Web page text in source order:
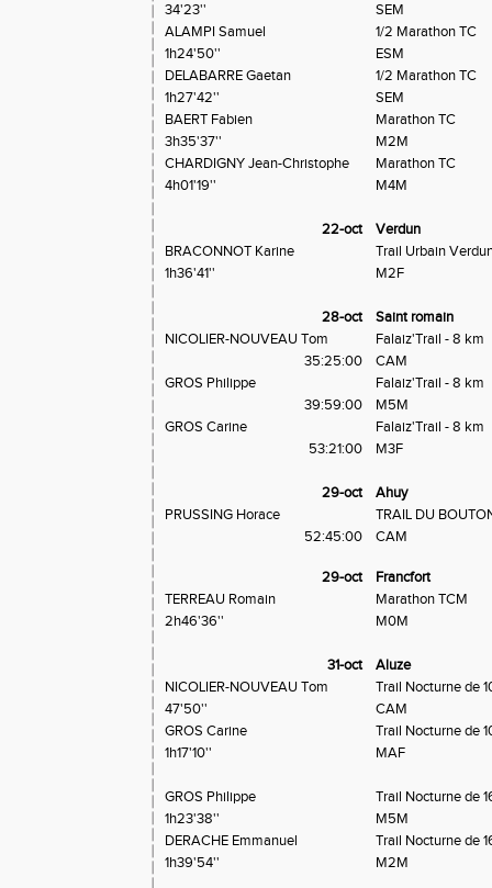
34'23''
SEM
ALAMPI Samuel
1/2 Marathon TC
1h24'50''
ESM
DELABARRE Gaetan
1/2 Marathon TC
1h27'42''
SEM
BAERT Fabien
Marathon TC
3h35'37''
M2M
CHARDIGNY Jean-Christophe
Marathon TC
4h01'19''
M4M
22-oct
Verdun
BRACONNOT Karine
Trail Urbain
1h36'41''
M2F
28-oct
Saint romain
NICOLIER-NOUVEAU Tom
Falaiz'Trail - 8 km
35:25:00
CAM
GROS Philippe
Falaiz'Trail - 8 km
39:59:00
M5M
GROS Carine
Falaiz'Trail - 8 km
53:21:00
M3F
29-oct
Ahuy
PRUSSING Horace
TRAIL DU
52:45:00
CAM
29-oct
Francfort
TERREAU Romain
Marathon TCM
2h46'36''
M0M
31-oct
Aluze
NICOLIER-NOUVEAU Tom
Trail Nocturne de
47'50''
CAM
GROS Carine
Trail Nocturne de
1h17'10''
MAF
GROS Philippe
Trail Nocturne de
1h23'38''
M5M
DERACHE Emmanuel
Trail Nocturne de
1h39'54''
M2M